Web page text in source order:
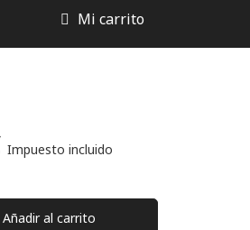
Mi carrito
Impuesto incluido
Añadir al carrito